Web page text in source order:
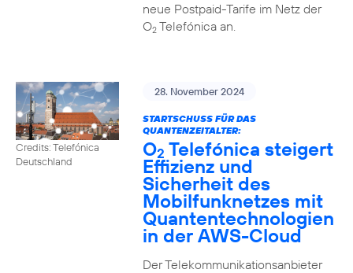
neue Postpaid-Tarife im Netz der
O2Telefónica an.
Credits: Telefónica
Deutschland
28. November 2024
STARTSCHUSS FÜR DAS
QUANTENZEITALTER:
O2 Telefónica steigert
Effizienz und
Sicherheit des
Mobilfunknetzes mit
Quantentechnologien
in der AWS-Cloud
Der Telekommunikationsanbieter